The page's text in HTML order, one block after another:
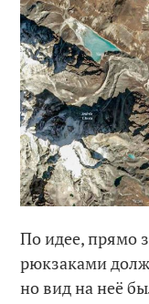
По идее, прямо
рюкзаками
но вид на неё